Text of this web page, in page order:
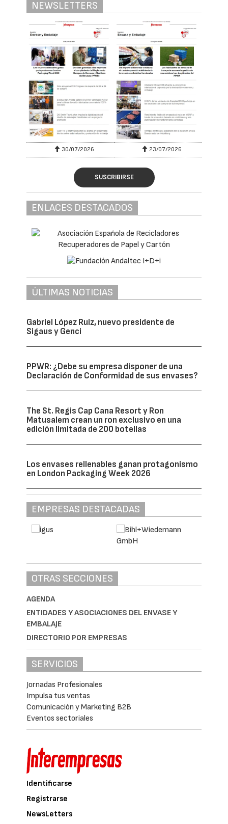
regreso, lideró la dirección comercial y el
desarrollo de negocios de la filial española.
Desde 2023 retomó la dirección comercial y,
desde 2025, es el director de la Unidad de
Negocio Industrial de Lubricantes y AFS de
TotalEnergies para España y Portugal.
Asimismo, participa de forma activa en
Aselube (la Asociación Española de
Lubricantes, que agrupa al 81% del mercado
en España) donde ha ejercido el cargo de
vicepresidente de la asociación en los
últimos seis años y desde 2012 ostenta
también el cargo de consejero en Sigaus.
“Es un honor asumir la Presidencia de Sigaus
y de Genci y dar continuidad al trabajo
desarrollado por ambas entidades. Sigaus
celebra 20 años de trayectoria, que le han
situado como uno de los Scrap más
maduros y sólidos de España y un auténtico
aceites usados, mientras que Genci afronta
una etapa clave para consolidar su actividad
comerciales e industriales. Afronto esta
nueva responsabilidad con la voluntad de
seguir trasladando el compromiso de ambos
fortaleciendo la colaboración entre todos
consumidores, administraciones públicas y
gestores de residuos— para que Sigaus y
Genci sigan siendo motores de
sostenibilidad y aprovechamiento eficiente
de los recursos en España” –afirma el nuevo
presidente de Sigaus y Genci.
Gabriel López sustituye como presidente a
Buenaventura González del Campo, quien ha
ejercido la presidencia de Sigaus desde 2017
y de Genci desde 2022, representando a la
compañía Enilive Iberia, S.L.U. (antes Eni
REVISTAS